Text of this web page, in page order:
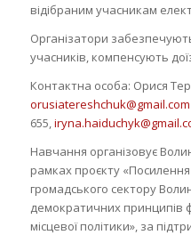
відібраним учасникам
Організатори
учасників, компенсують
Контактна особа: Орися
orusiatereshchuk@gmail.com
655,
Навчання організовує
рамках проєкту
громадського сектору
демократичних принципів
місцевої політики», за